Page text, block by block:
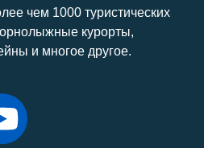
чем 1000 туристических
курорты,
и многое другое.